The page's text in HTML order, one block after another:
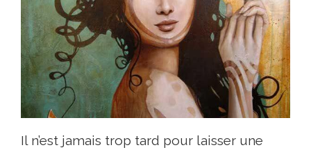
Il n’est jamais trop tard pour laisser une